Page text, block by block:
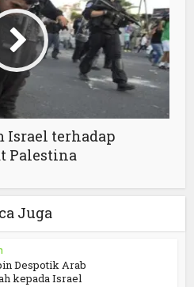
Israel terhadap
Palestina
Juga
Despotik Arab
kepada Israel